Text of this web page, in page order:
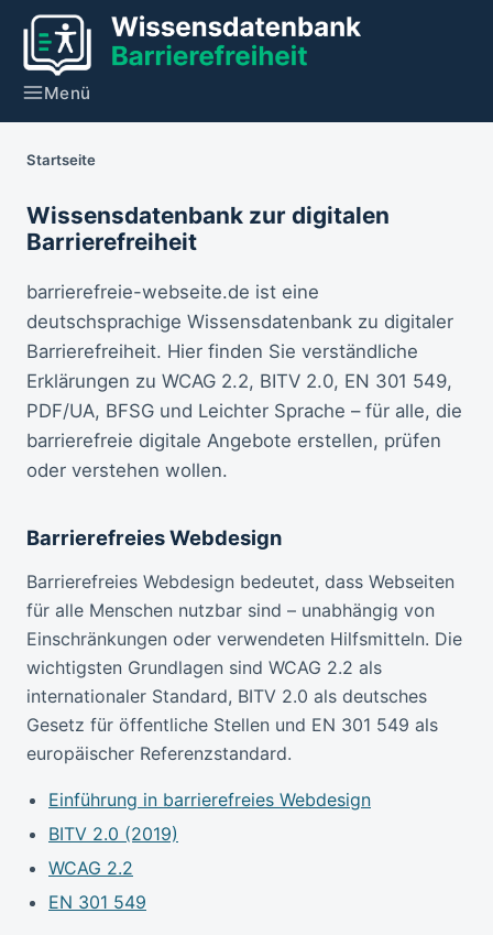
Menü
Startseite
Wissensdatenbank zur digitalen
Barrierefreiheit
barrierefreie-webseite.de ist eine
deutschsprachige Wissensdatenbank zu digitaler
Barrierefreiheit. Hier finden Sie verständliche
Erklärungen zu WCAG 2.2, BITV 2.0, EN 301 549,
PDF/UA, BFSG und Leichter Sprache – für alle, die
barrierefreie digitale Angebote erstellen, prüfen
oder verstehen wollen.
Barrierefreies Webdesign
Barrierefreies Webdesign bedeutet, dass Webseiten
für alle Menschen nutzbar sind – unabhängig von
Einschränkungen oder verwendeten Hilfsmitteln. Die
wichtigsten Grundlagen sind WCAG 2.2 als
internationaler Standard, BITV 2.0 als deutsches
Gesetz für öffentliche Stellen und EN 301 549 als
europäischer Referenzstandard.
Einführung in barrierefreies Webdesign
BITV 2.0 (2019)
WCAG 2.2
EN 301 549